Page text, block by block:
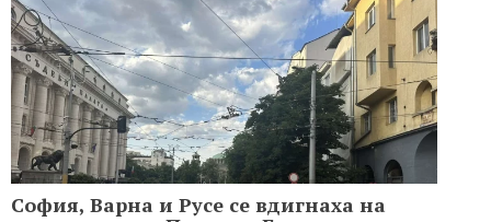
София, Варна и Русе се вдигнаха на